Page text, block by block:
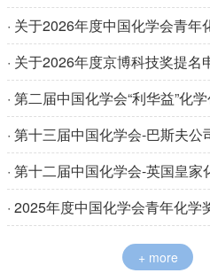
年化学奖推荐/申请工作的通知
· 关于2026年度中国化学会青年
请工作的通知
· 关于2026年度京博科技奖提名
知
· 第二届中国化学会“利华益”化
名单
· 第十三届中国化学会-巴斯夫公
新奖获奖者名单
· 第十二届中国化学会-英国皇家
学奖获奖者名单
· 2025年度中国化学会青年化学
+ more